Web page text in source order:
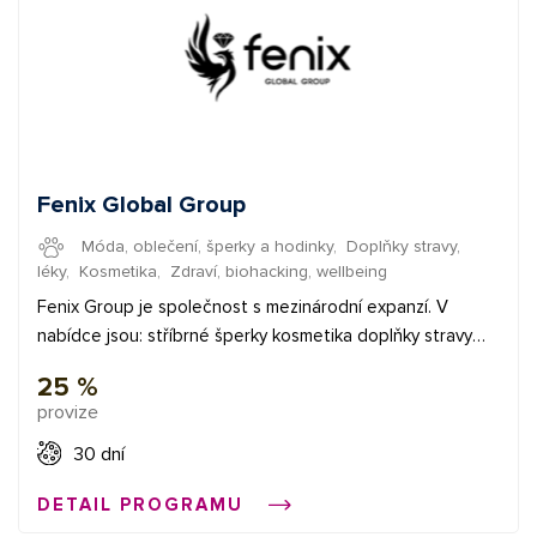
Fenix Global Group
Móda, oblečení, šperky a hodinky, Doplňky stravy,
léky, Kosmetika, Zdraví, biohacking, wellbeing
Fenix Group je společnost s mezinárodní expanzí. V
nabídce jsou: stříbrné šperky kosmetika doplňky stravy
zemích: Polsko, Česká republika, Slovensko, Maďarsko,
Německo , Francie a od června jsme zahájili vývoj také v
Rumunsku Společnost může zasílat zásilky do
Chorvatsko, Dánsko, Estonsko, Finsko, Řecko, Španělsko,
25 %
provize
30 dní
DETAIL PROGRAMU